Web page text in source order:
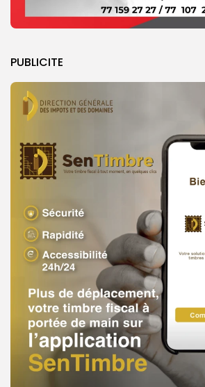
PUBLICITE